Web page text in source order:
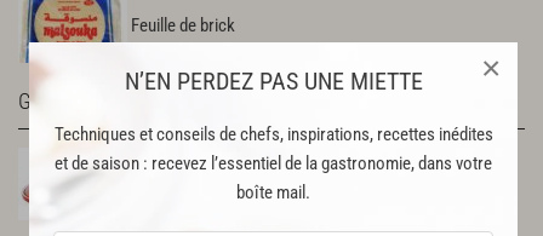
N’EN PERDEZ PAS UNE MIETTE
Techniques et conseils de chefs, inspirations, recettes inédites
et de saison : recevez l’essentiel de la gastronomie, dans votre
boîte mail.
×
Feuille de brick
GLOSSAIRE & USTENSILES